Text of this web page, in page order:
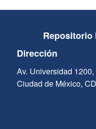
Repositorio
Dirección
Av. Universidad
Ciudad de México,